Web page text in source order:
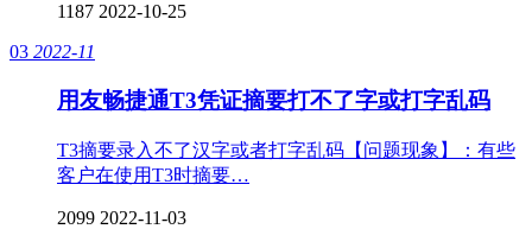
1187 2022-10-25
03 2022-11
用友畅捷通T3凭证摘要打不了字或打字乱码
T3摘要录入不了汉字或者打字乱码【问题现象】：有些
客户在使用T3时摘要…
2099 2022-11-03